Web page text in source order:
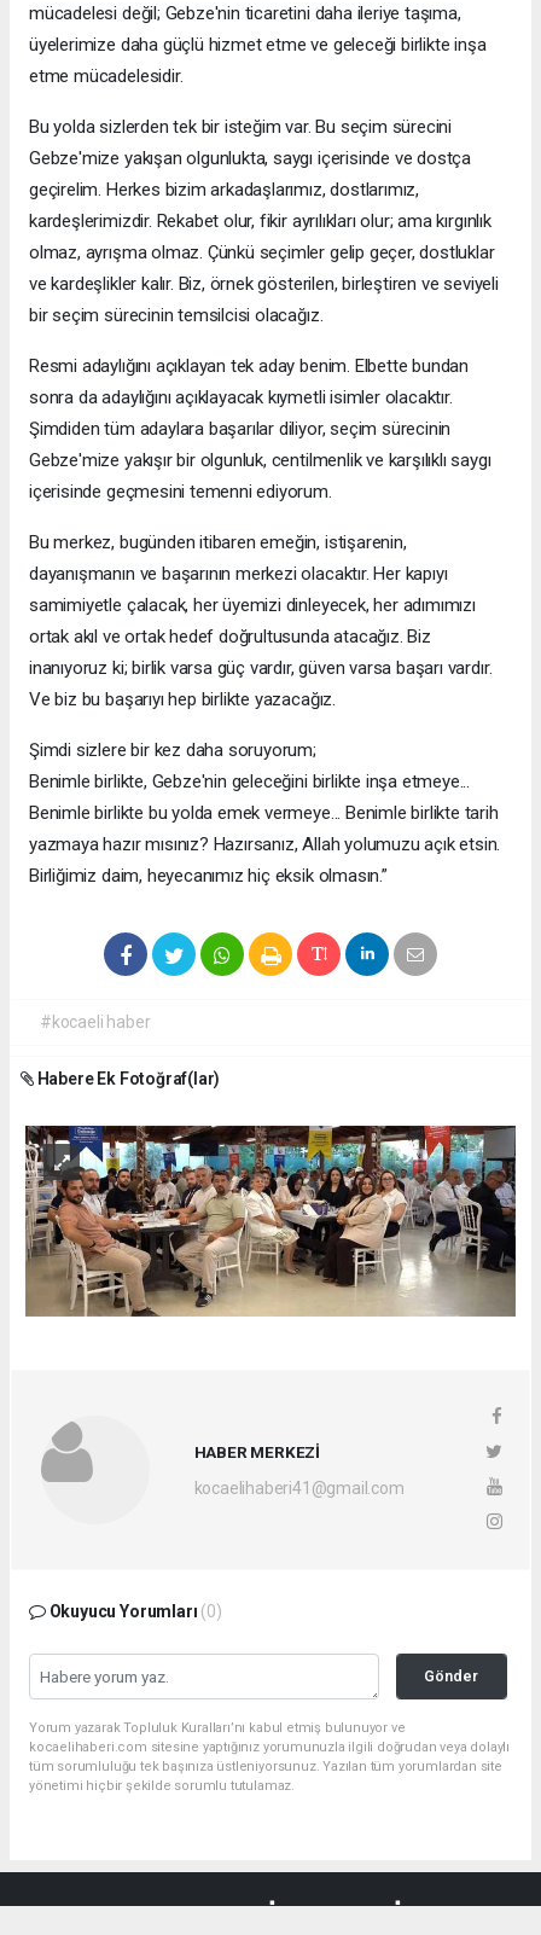
mücadelesi değil; Gebze'nin ticaretini daha ileriye taşıma,
üyelerimize daha güçlü hizmet etme ve geleceği birlikte inşa
etme mücadelesidir.
Bu yolda sizlerden tek bir isteğim var. Bu seçim sürecini
Gebze'mize yakışan olgunlukta, saygı içerisinde ve dostça
geçirelim. Herkes bizim arkadaşlarımız, dostlarımız,
kardeşlerimizdir. Rekabet olur, fikir ayrılıkları olur; ama kırgınlık
olmaz, ayrışma olmaz. Çünkü seçimler gelip geçer, dostluklar
ve kardeşlikler kalır. Biz, örnek gösterilen, birleştiren ve seviyeli
bir seçim sürecinin temsilcisi olacağız.
Resmi adaylığını açıklayan tek aday benim. Elbette bundan
sonra da adaylığını açıklayacak kıymetli isimler olacaktır.
Şimdiden tüm adaylara başarılar diliyor, seçim sürecinin
Gebze'mize yakışır bir olgunluk, centilmenlik ve karşılıklı saygı
içerisinde geçmesini temenni ediyorum.
Bu merkez, bugünden itibaren emeğin, istişarenin,
dayanışmanın ve başarının merkezi olacaktır. Her kapıyı
samimiyetle çalacak, her üyemizi dinleyecek, her adımımızı
ortak akıl ve ortak hedef doğrultusunda atacağız. Biz
inanıyoruz ki; birlik varsa güç vardır, güven varsa başarı vardır.
Ve biz bu başarıyı hep birlikte yazacağız.
Şimdi sizlere bir kez daha soruyorum;
Benimle birlikte, Gebze'nin geleceğini birlikte inşa etmeye...
Benimle birlikte bu yolda emek vermeye... Benimle birlikte tarih
yazmaya hazır mısınız? Hazırsanız, Allah yolumuzu açık etsin.
Birliğimiz daim, heyecanımız hiç eksik olmasın.”
#kocaeli haber
Habere Ek Fotoğraf(lar)
HABER MERKEZİ
kocaelihaberi41@gmail.com
Okuyucu Yorumları (0)
Gönder
Yorum yazarak Topluluk Kuralları’nı kabul etmiş bulunuyor ve
kocaelihaberi.com sitesine yaptığınız yorumunuzla ilgili doğrudan veya dolaylı
tüm sorumluluğu tek başınıza üstleniyorsunuz. Yazılan tüm yorumlardan site
yönetimi hiçbir şekilde sorumlu tutulamaz.